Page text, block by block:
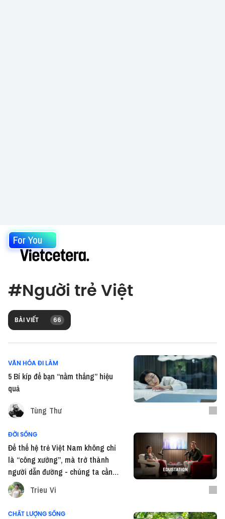
For You
#Người trẻ Việt
BÀI VIẾT 66
VĂN HÓA ĐI LÀM
5 Bí kíp để bạn “nằm thẳng” hiệu
quả
Tùng Thư
ĐỜI SỐNG
Để thế hệ trẻ Việt Nam không chỉ
là “công xưởng”, mà trở thành
người dẫn đường - chúng ta cần
gì?
Trieu Vi
CHẤT LƯỢNG SỐNG